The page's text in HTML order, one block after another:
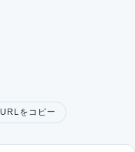
URLをコピー